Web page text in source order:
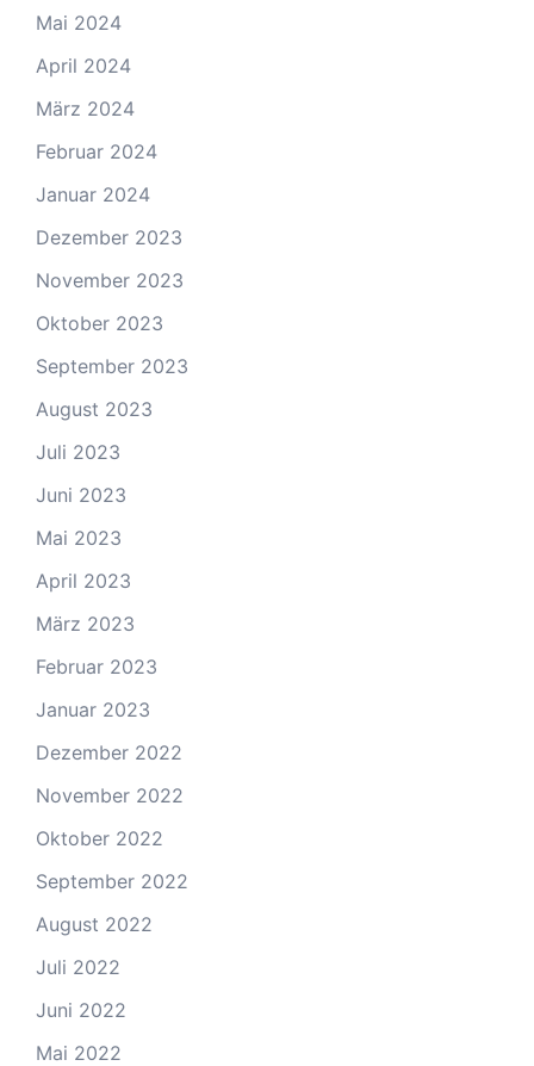
Mai 2024
April 2024
März 2024
Februar 2024
Januar 2024
Dezember 2023
November 2023
Oktober 2023
September 2023
August 2023
Juli 2023
Juni 2023
Mai 2023
April 2023
März 2023
Februar 2023
Januar 2023
Dezember 2022
November 2022
Oktober 2022
September 2022
August 2022
Juli 2022
Juni 2022
Mai 2022